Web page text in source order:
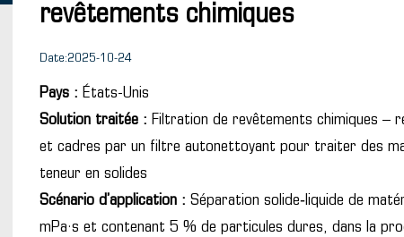
revêtements chimiques
Date:2025-10-24
Pays : États-Unis
Solution traitée : Filtration de revêtements chimiques –
et cadres par un filtre autonettoyant pour traiter des
teneur en solides
Scénario d’application : Séparation solide‑liquide de
mPa·s et contenant 5 % de particules dures, dans la